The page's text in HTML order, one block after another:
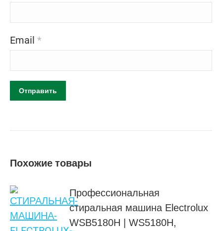
Email *
Похожие товары
Профессиональная
стиральная машина Electrolux
WSB5180H | WS5180H,